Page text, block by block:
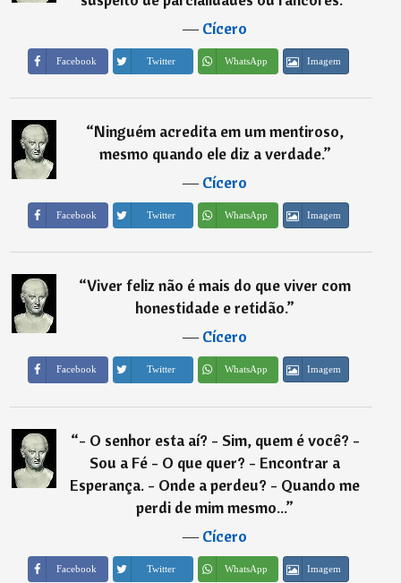
―Cícero
Facebook Twitter WhatsApp Imagem
“Ninguém acredita em um mentiroso,
mesmo quando ele diz a verdade.”
―Cícero
Facebook Twitter WhatsApp Imagem
“Viver feliz não é mais do que viver com
honestidade e retidão.”
―Cícero
Facebook Twitter WhatsApp Imagem
“- O senhor esta aí? - Sim, quem é você? -
Sou a Fé - O que quer? - Encontrar a
Esperança. - Onde a perdeu? - Quando me
perdi de mim mesmo...”
―Cícero
Facebook Twitter WhatsApp Imagem